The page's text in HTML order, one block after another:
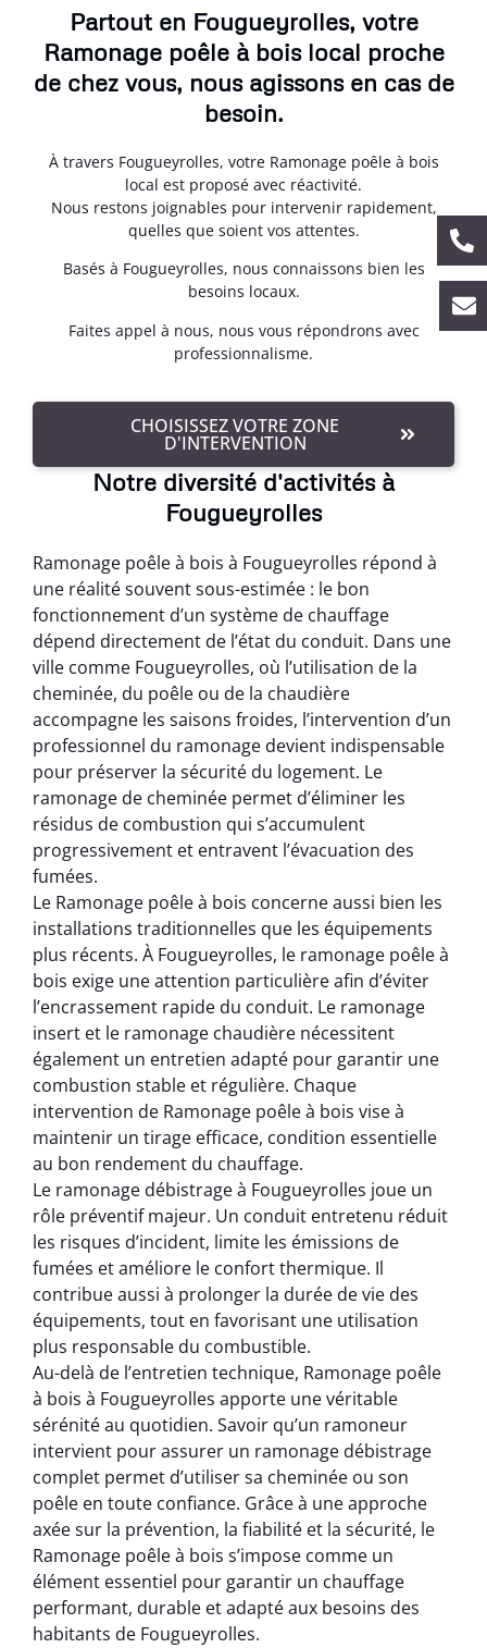
Partout en Fougueyrolles, votre
Ramonage poêle à bois local proche
de chez vous, nous agissons en cas de
besoin.
À travers Fougueyrolles, votre Ramonage poêle à bois
local est proposé avec réactivité.
Nous restons joignables pour intervenir rapidement,
quelles que soient vos attentes.
Basés à Fougueyrolles, nous connaissons bien les
besoins locaux.
Faites appel à nous, nous vous répondrons avec
professionnalisme.
CHOISISSEZ VOTRE ZONE
D'INTERVENTION
Notre diversité d'activités à
Fougueyrolles
Ramonage poêle à bois à Fougueyrolles répond à
une réalité souvent sous-estimée : le bon
fonctionnement d’un système de chauffage
dépend directement de l’état du conduit. Dans une
ville comme Fougueyrolles, où l’utilisation de la
cheminée, du poêle ou de la chaudière
accompagne les saisons froides, l’intervention d’un
professionnel du ramonage devient indispensable
pour préserver la sécurité du logement. Le
ramonage de cheminée permet d’éliminer les
résidus de combustion qui s’accumulent
progressivement et entravent l’évacuation des
fumées.
Le Ramonage poêle à bois concerne aussi bien les
installations traditionnelles que les équipements
plus récents. À Fougueyrolles, le ramonage poêle à
bois exige une attention particulière afin d’éviter
l’encrassement rapide du conduit. Le ramonage
insert et le ramonage chaudière nécessitent
également un entretien adapté pour garantir une
combustion stable et régulière. Chaque
intervention de Ramonage poêle à bois vise à
maintenir un tirage efficace, condition essentielle
au bon rendement du chauffage.
Le ramonage débistrage à Fougueyrolles joue un
rôle préventif majeur. Un conduit entretenu réduit
les risques d’incident, limite les émissions de
fumées et améliore le confort thermique. Il
contribue aussi à prolonger la durée de vie des
équipements, tout en favorisant une utilisation
plus responsable du combustible.
Au-delà de l’entretien technique, Ramonage poêle
à bois à Fougueyrolles apporte une véritable
sérénité au quotidien. Savoir qu’un ramoneur
intervient pour assurer un ramonage débistrage
complet permet d’utiliser sa cheminée ou son
poêle en toute confiance. Grâce à une approche
axée sur la prévention, la fiabilité et la sécurité, le
Ramonage poêle à bois s’impose comme un
élément essentiel pour garantir un chauffage
performant, durable et adapté aux besoins des
habitants de Fougueyrolles.